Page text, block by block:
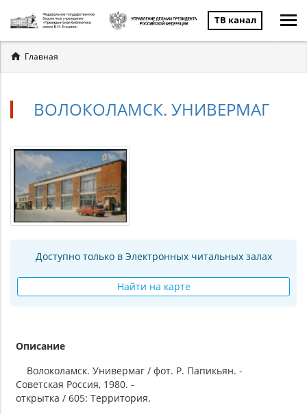
ТВ канал
Вы
здесь
Главная
ВОЛОКОЛАМСК. УНИВЕРМАГ
Доступно только в Электронных читальных залах
Найти на карте
Описание
Волоколамск. Универмаг / фот. Р. Папикьян. -
Советская Россия, 1980. -
открытка / 605: Территория.